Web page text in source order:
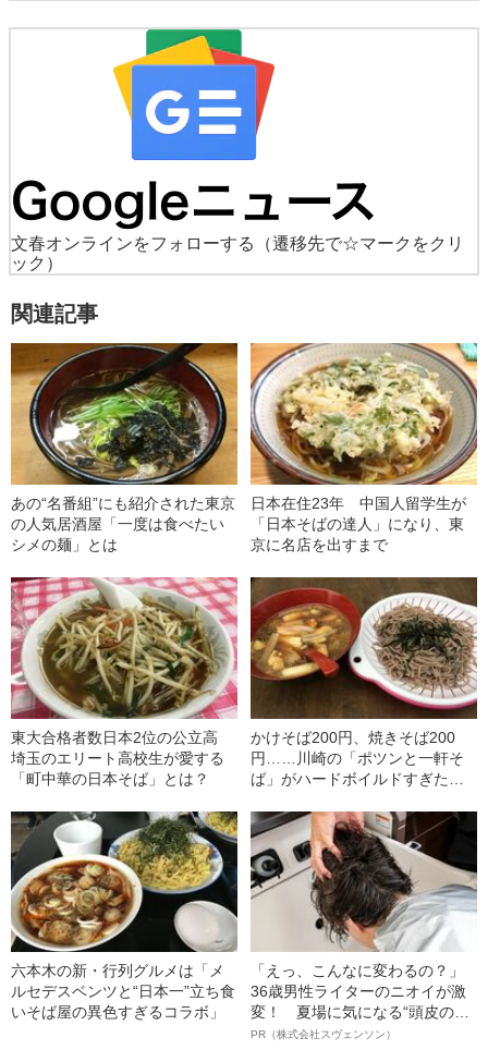
文春オンラインをフォローする
（遷移先で☆マークをクリ
ック）
関連記事
あの“名番組”にも紹介された東京
の人気居酒屋「一度は食べたい
シメの麺」とは
日本在住23年 中国人留学生が
「日本そばの達人」になり、東
京に名店を出すまで
東大合格者数日本2位の公立高
埼玉のエリート高校生が愛する
「町中華の日本そば」とは？
かけそば200円、焼きそば200
円……川崎の「ポツンと一軒そ
ば」がハードボイルドすぎた
六本木の新・行列グルメは「メ
ルセデスベンツと“日本一”立ち食
いそば屋の異色すぎるコラボ」
「えっ、こんなに変わるの？」
36歳男性ライターのニオイが激
変！ 夏場に気になる“頭皮のニ
オイ”や“ベタつき”を解消す
PR（株式会社スヴェンソン）